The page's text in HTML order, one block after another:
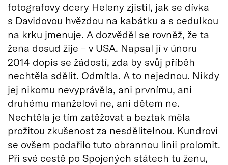
fotografovy dcery Heleny zjistil, jak se dívka
s Davidovou hvězdou na kabátku a s cedulkou
na krku jmenuje. A dozvěděl se rovněž, že ta
žena dosud žije – v USA. Napsal jí v únoru
2014 dopis se žádostí, zda by svůj příběh
nechtěla sdělit. Odmítla. A to nejednou. Nikdy
jej nikomu nevyprávěla, ani prvnímu, ani
druhému manželovi ne, ani dětem ne.
Nechtěla je tím zatěžovat a beztak měla
prožitou zkušenost za nesdělitelnou. Kundrovi
se ovšem podařilo tuto obrannou linii prolomit.
Při své cestě po Spojených státech tu ženu,